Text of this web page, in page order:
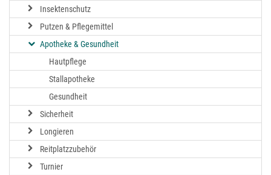
Insektenschutz
Putzen & Pflegemittel
Apotheke & Gesundheit
Hautpflege
Stallapotheke
Gesundheit
Sicherheit
Longieren
Reitplatzzubehör
Turnier